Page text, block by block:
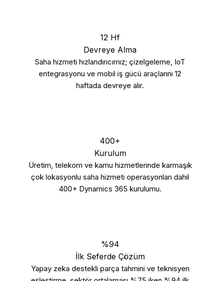
12 Hf
Devreye Alma
Saha hizmeti hızlandırıcımız; çizelgeleme, IoT
entegrasyonu ve mobil iş gücü araçlarını 12
haftada devreye alır.
400+
Kurulum
Üretim, telekom ve kamu hizmetlerinde karmaşık
çok lokasyonlu saha hizmeti operasyonları dahil
400+ Dynamics 365 kurulumu.
%94
İlk Seferde Çözüm
Yapay zeka destekli parça tahmini ve teknisyen